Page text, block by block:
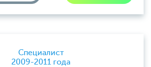
Специалист
2009-2011 года